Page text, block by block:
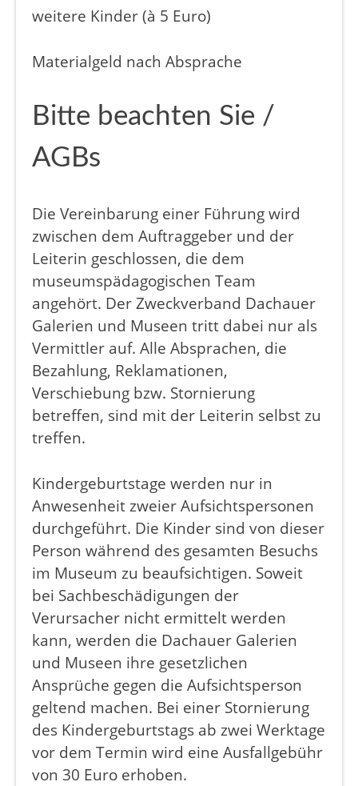
weitere Kinder (à 5 Euro)
Materialgeld nach Absprache
Bitte beachten Sie /
AGBs
Die Vereinbarung einer Führung wird
zwischen dem Auftraggeber und der
Leiterin geschlossen, die dem
museumspädagogischen Team
angehört. Der Zweckverband Dachauer
Galerien und Museen tritt dabei nur als
Vermittler auf. Alle Absprachen, die
Bezahlung, Reklamationen,
Verschiebung bzw. Stornierung
betreffen, sind mit der Leiterin selbst zu
treffen.
Kindergeburtstage werden nur in
Anwesenheit zweier Aufsichtspersonen
durchgeführt. Die Kinder sind von dieser
Person während des gesamten Besuchs
im Museum zu beaufsichtigen. Soweit
bei Sachbeschädigungen der
Verursacher nicht ermittelt werden
kann, werden die Dachauer Galerien
und Museen ihre gesetzlichen
Ansprüche gegen die Aufsichtsperson
geltend machen. Bei einer Stornierung
des Kindergeburtstags ab zwei Werktage
vor dem Termin wird eine Ausfallgebühr
von 30 Euro erhoben.